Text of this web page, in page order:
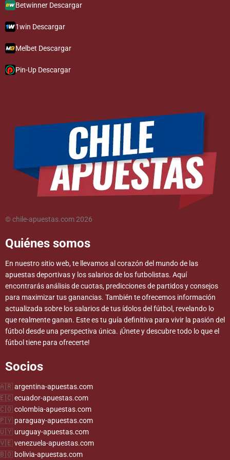
Betwinner Descargar
1win Descargar
Melbet Descargar
Pin-Up Descargar
© chile-apuestas.com 2026
Quiénes somos
En nuestro sitio web, te llevamos al corazón del mundo de las
apuestas deportivas y los salarios de los futbolistas. Aquí
encontrarás análisis de cuotas, predicciones de partidos y consejos
para maximizar tus ganancias. También te ofrecemos información
actualizada sobre los salarios de tus ídolos del fútbol, revelando lo
que realmente ganan. Este es tu guía definitiva para vivir la pasión del
fútbol desde una perspectiva única. ¡Únete y descubre todo lo que el
fútbol tiene para ofrecerte!
Socios
argentina-apuestas.com
ecuador-apuestas.com
colombia-apuestas.com
paraguay-apuestas.com
uruguay-apuestas.com
venezuela-apuestas.com
bolivia-apuestas.com